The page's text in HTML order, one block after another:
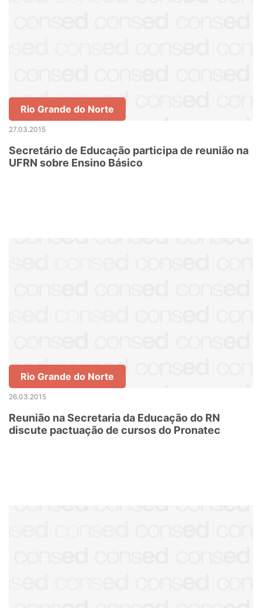
Rio Grande do Norte
27.03.2015
Secretário de Educação participa de reunião na
UFRN sobre Ensino Básico
Rio Grande do Norte
26.03.2015
Reunião na Secretaria da Educação do RN
discute pactuação de cursos do Pronatec